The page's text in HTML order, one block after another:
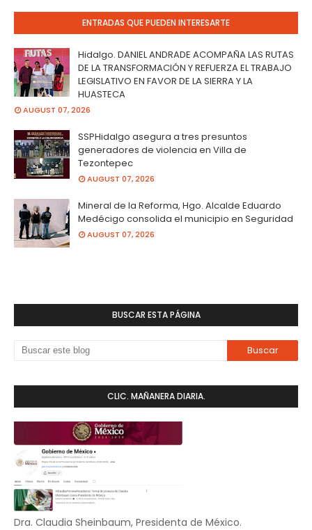
ENTRADAS QUE PUEDEN INTERESARTE
Hidalgo. DANIEL ANDRADE ACOMPAÑA LAS RUTAS
DE LA TRANSFORMACIÓN Y REFUERZA EL TRABAJO
LEGISLATIVO EN FAVOR DE LA SIERRA Y LA
HUASTECA
AUGUST 07, 2026
SSPHidalgo asegura a tres presuntos
generadores de violencia en Villa de
Tezontepec
AUGUST 07, 2026
Mineral de la Reforma, Hgo. Alcalde Eduardo
Medécigo consolida el municipio en Seguridad
AUGUST 07, 2026
BUSCAR ESTA PÁGINA
CLIC. MAÑANERA DIARIA.
Dra. Claudia Sheinbaum, Presidenta de México.